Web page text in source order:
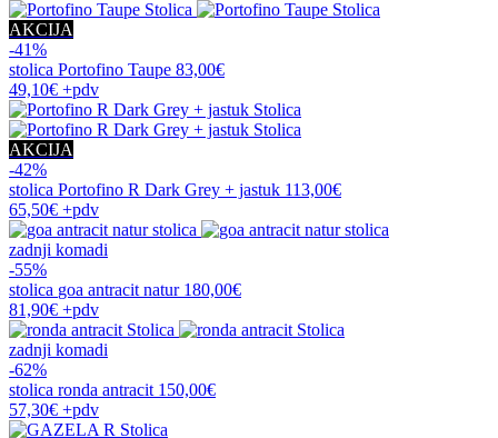
AKCIJA
-41%
stolica Portofino Taupe 83,00€
49,10€ +pdv
AKCIJA
-42%
stolica Portofino R Dark Grey + jastuk 113,00€
65,50€ +pdv
zadnji komadi
-55%
stolica goa antracit natur 180,00€
81,90€ +pdv
zadnji komadi
-62%
stolica ronda antracit 150,00€
57,30€ +pdv